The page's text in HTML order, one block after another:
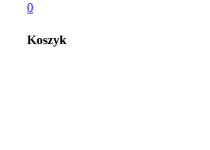
0
Koszyk